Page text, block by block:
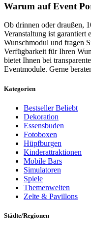
Warum auf Event
Ob drinnen oder draußen,
Veranstaltung ist
Wunschmodul und fragen
Verfügbarkeit für Ihren
bietet Ihnen bei
Eventmodule. Gerne
Kategorien
BestsellerBeliebt
Dekoration
Essensbuden
Fotoboxen
Hüpfburgen
Kinderattraktionen
Mobile Bars
Simulatoren
Spiele
Themenwelten
Zelte & Pavillons
Städte/Regionen